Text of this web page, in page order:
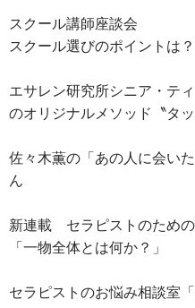
スクール講師座談会
スクール選びのポイントは
エサレン研究所シニア・テ
のオリジナルメソッド〝タ
佐々木薫の「あの人に会い
ん
新連載 セラピストのため
「一物全体とは何か？」
セラピストのお悩み相談室